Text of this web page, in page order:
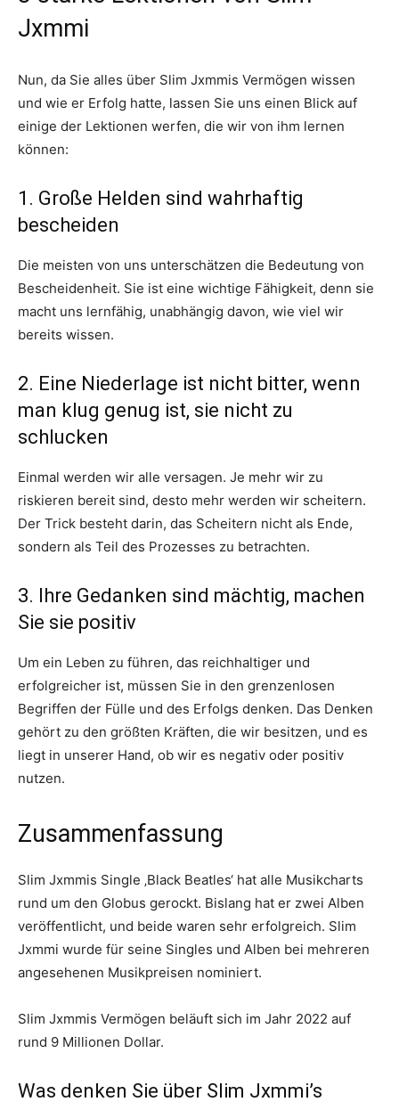
Jxmmi
Nun, da Sie alles über Slim Jxmmis Vermögen wissen
und wie er Erfolg hatte, lassen Sie uns einen Blick auf
einige der Lektionen werfen, die wir von ihm lernen
können:
1. Große Helden sind wahrhaftig
bescheiden
Die meisten von uns unterschätzen die Bedeutung von
Bescheidenheit. Sie ist eine wichtige Fähigkeit, denn sie
macht uns lernfähig, unabhängig davon, wie viel wir
bereits wissen.
2. Eine Niederlage ist nicht bitter, wenn
man klug genug ist, sie nicht zu
schlucken
Einmal werden wir alle versagen. Je mehr wir zu
riskieren bereit sind, desto mehr werden wir scheitern.
Der Trick besteht darin, das Scheitern nicht als Ende,
sondern als Teil des Prozesses zu betrachten.
3. Ihre Gedanken sind mächtig, machen
Sie sie positiv
Um ein Leben zu führen, das reichhaltiger und
erfolgreicher ist, müssen Sie in den grenzenlosen
Begriffen der Fülle und des Erfolgs denken. Das Denken
gehört zu den größten Kräften, die wir besitzen, und es
liegt in unserer Hand, ob wir es negativ oder positiv
nutzen.
Zusammenfassung
Slim Jxmmis Single ‚Black Beatles‘ hat alle Musikcharts
rund um den Globus gerockt. Bislang hat er zwei Alben
veröffentlicht, und beide waren sehr erfolgreich. Slim
Jxmmi wurde für seine Singles und Alben bei mehreren
angesehenen Musikpreisen nominiert.
Slim Jxmmis Vermögen beläuft sich im Jahr 2022 auf
rund 9 Millionen Dollar.
Was denken Sie über Slim Jxmmi’s